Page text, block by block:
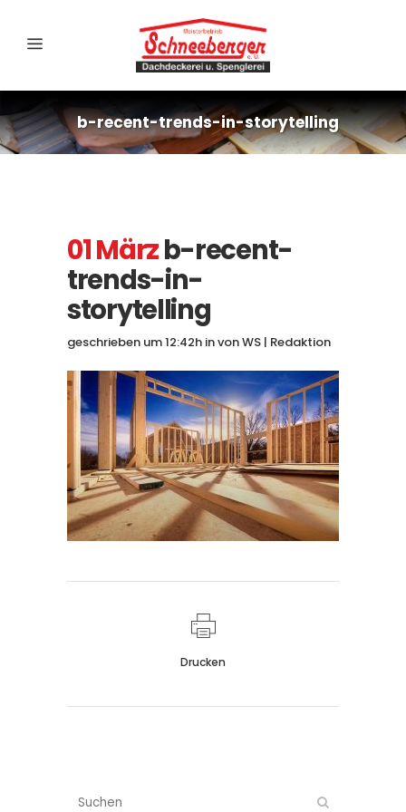
b-recent-trends-in-storytelling
01 Märzb-recent-
trends-in-
storytelling
geschrieben um 12:42h invonWS | Redaktion
Drucken